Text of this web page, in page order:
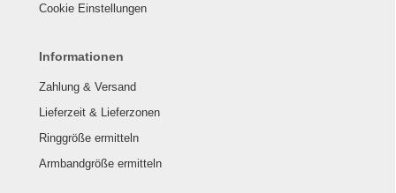
Cookie Einstellungen
Informationen
Zahlung & Versand
Lieferzeit & Lieferzonen
Ringgröße ermitteln
Armbandgröße ermitteln